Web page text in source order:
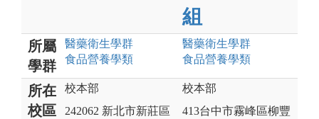
組
所屬
學群
醫藥衛生學群
食品營養學類
醫藥衛生學群
食品營養學類
所在
校區
校本部
242062 新北市新莊區
校本部
413台中市霧峰區柳豐